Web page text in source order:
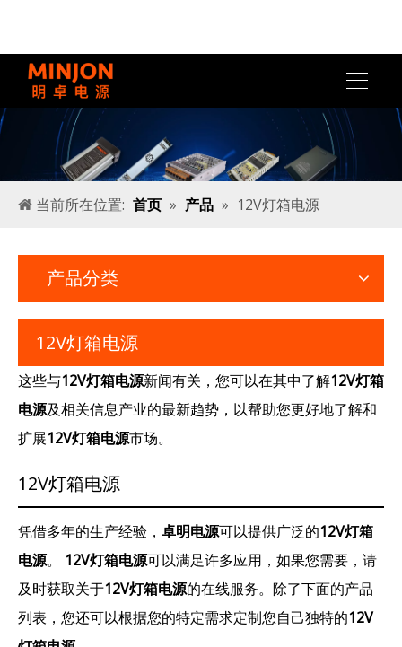
当前所在位置: 首页 » 产品 » 12V灯箱电源
产品分类
12V灯箱电源
这些与12V灯箱电源新闻有关，您可以在其中了解12V灯箱
电源及相关信息产业的最新趋势，以帮助您更好地了解和
扩展12V灯箱电源市场。
12V灯箱电源
凭借多年的生产经验， 卓明电源可以提供广泛的12V灯箱
电源。 12V灯箱电源可以满足许多应用，如果您需要，请
及时获取关于12V灯箱电源的在线服务。除了下面的产品
列表，您还可以根据您的特定需求定制您自己独特的12V